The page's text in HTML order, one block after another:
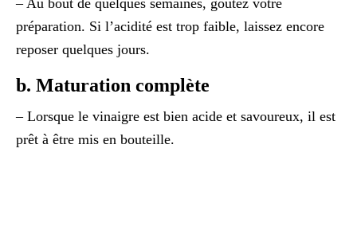
– Au bout de quelques semaines, goûtez votre
préparation. Si l’acidité est trop faible, laissez encore
reposer quelques jours.
b. Maturation complète
– Lorsque le vinaigre est bien acide et savoureux, il est
prêt à être mis en bouteille.